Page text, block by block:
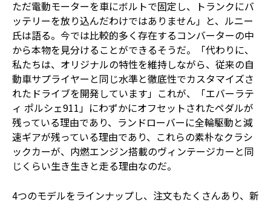
ただ電動モーターを車にボルトで固定し、トランクにバ
ッテリーを放り込んだわけではありません」と、ルニー
氏は語る。今では比較的多く存在するコンバーターの中
から本物を見分けることができるそうだ。「代わりに、
私たちは、オリジナルの特性を維持しながら、従来の自
動車サプライヤーと同じ水準と徹底性でカスタマイズさ
れたドライブを開発しています」これが、「エバーラテ
ィ ポルシェ911」にわずかにオフセットされたペダルが
残っている理由であり、ランドローバーに全輪駆動と減
速ギアが残っている理由であり、これらの素朴なクラシ
ックカーが、内燃エンジン搭載のヴィンテージカーと同
じくらい生き生きと走る理由なのだ。
4つのモデルをラインナップし、注文もたくさんあり、新